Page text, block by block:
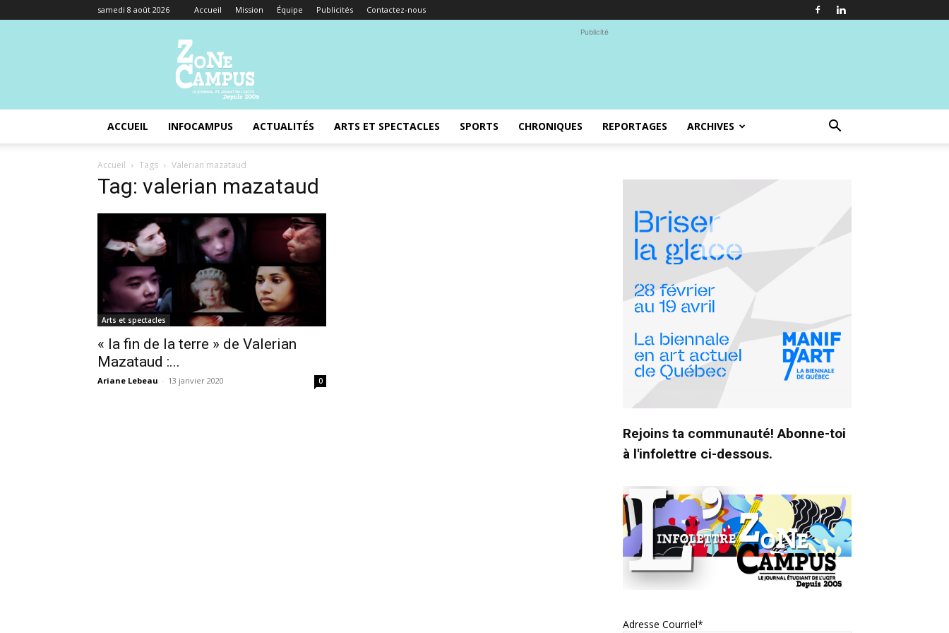
samedi 8 août 2026 Accueil Mission Équipe Publicités Contactez-nous
Campus
Publicité
ACCUEIL INFOCAMPUS ACTUALITÉS ARTS ET SPECTACLES SPORTS CHRONIQUES REPORTAGES ARCHIVES
Accueil Tags Valerian mazataud
Tag: valerian mazataud
Arts et spectacles
« la fin de la terre » de Valerian
Mazataud :...
Ariane Lebeau - 13 janvier 2020 0
Rejoins ta communauté! Abonne-toi
à l'infolettre ci-dessous.
Adresse Courriel*